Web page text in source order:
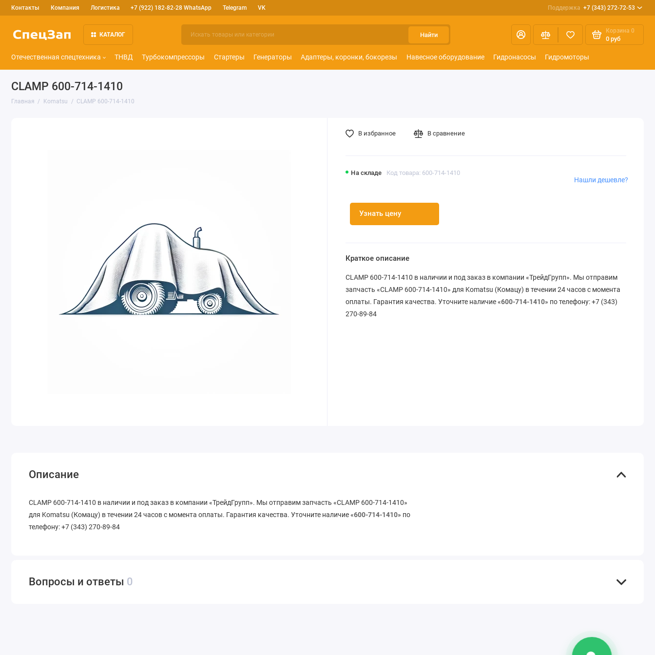
Контакты Компания Логистика +7 (922) 182-82-28 WhatsApp Telegram VK Поддержка +7 (343) 272-72-53
КАТАЛОГ Найти
Корзина 0
0 руб
Отечественная спецтехника ТНВД Турбокомпрессоры Стартеры Генераторы Адаптеры, коронки, бокорезы Навесное оборудование Гидронасосы Гидромоторы
CLAMP 600-714-1410
Главная Komatsu CLAMP 600-714-1410
На складе Код товара: 600-714-1410
Узнать цену
Нашли дешевле?
В избранное В сравнение
Краткое описание
CLAMP 600-714-1410 в наличии и под заказ в компании «ТрейдГрупп». Мы отправим
запчасть «CLAMP 600-714-1410» для Komatsu (Комацу) в течении 24 часов с момента
оплаты. Гарантия качества. Уточните наличие «600-714-1410» по телефону: +7 (343)
270-89-84
Описание
CLAMP 600-714-1410 в наличии и под заказ в компании «ТрейдГрупп». Мы отправим запчасть «CLAMP 600-714-1410»
для Komatsu (Комацу) в течении 24 часов с момента оплаты. Гарантия качества. Уточните наличие «600-714-1410» по
телефону: +7 (343) 270-89-84
Вопросы и ответы 0